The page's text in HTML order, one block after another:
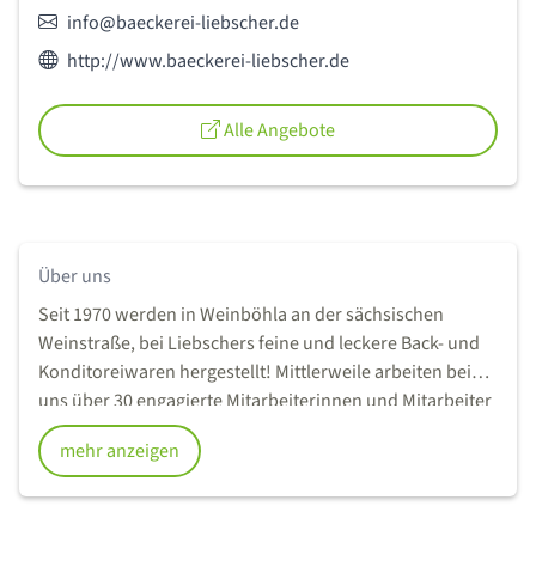
E-Mail:info@baeckerei-liebscher.de
Webseite des Anbieters:
http://www.baeckerei-liebscher.de
Alle Angebote
Über uns
Seit 1970 werden in Weinböhla an der sächsischen
Weinstraße, bei Liebschers feine und leckere Back- und
Konditoreiwaren hergestellt! Mittlerweile arbeiten bei
uns über 30 engagierte Mitarbeiterinnen und Mitarbeiter
und wir haben Filialen in Moritzburg, Weinböhla und
Radebeul. Unser Sortiment wurde und wird immer
mehr anzeigen